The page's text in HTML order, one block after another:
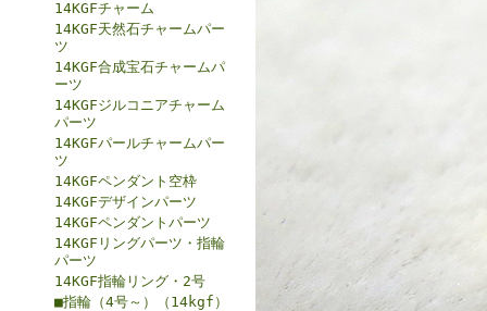
14KGFチャーム
14KGF天然石チャームパー
ツ
14KGF合成宝石チャームパ
ーツ
14KGFジルコニアチャーム
パーツ
14KGFパールチャームパー
ツ
14KGFペンダント空枠
14KGFデザインパーツ
14KGFペンダントパーツ
14KGFリングパーツ・指輪
パーツ
14KGF指輪リング・2号
■指輪（4号～）（14kgf）